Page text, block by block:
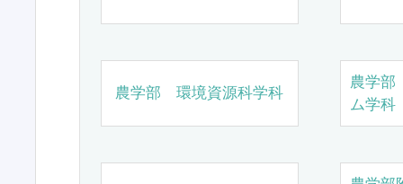
農学部 環境資源科学科
農学
ム学科